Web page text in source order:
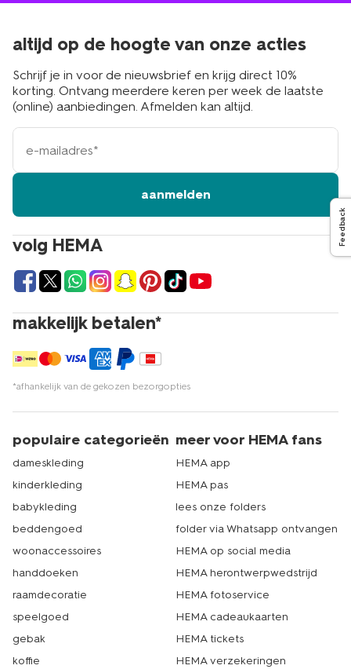
volg HEMA
makkelijk betalen*
*afhankelijk van de gekozen bezorgopties
altijd op de hoogte van onze acties
Schrijf je in voor de nieuwsbrief en krijg direct 10%
korting. Ontvang meerdere keren per week de laatste
(online) aanbiedingen. Afmelden kan altijd.
e-
mailadres
aanmelden
populaire categorieën
dameskleding
kinderkleding
babykleding
beddengoed
woonaccessoires
handdoeken
raamdecoratie
speelgoed
gebak
koffie
meer voor HEMA fans
HEMA app
HEMA pas
lees onze folders
folder via Whatsapp ontvangen
HEMA op social media
HEMA herontwerpwedstrijd
HEMA fotoservice
HEMA cadeaukaarten
HEMA tickets
HEMA verzekeringen
Feedback